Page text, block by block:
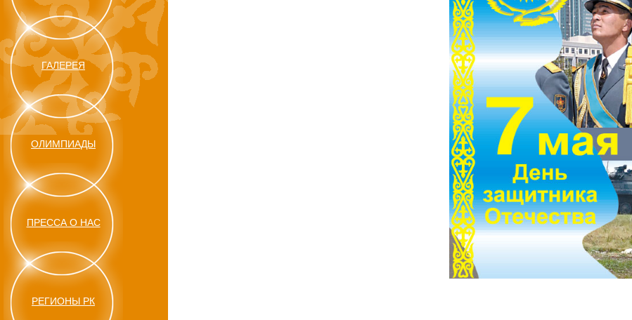
ГАЛЕРЕЯ
ОЛИМПИАДЫ
ПРЕССА О НАС
РЕГИОНЫ РК